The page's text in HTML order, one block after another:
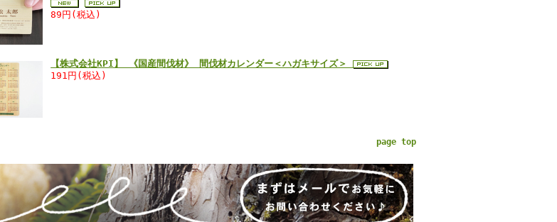
89円(税込)
【株式会社KPI】 《国産間伐材》 間伐材カレンダー＜ハガキサイズ＞
191円(税込)
page top